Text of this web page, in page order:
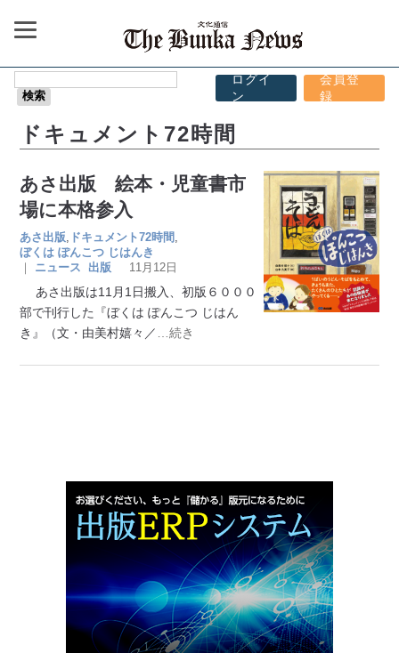
ログイ
ン
会員登
録
ドキュメント72時間
あさ出版 絵本・児童書市
場に本格参入
あさ出版 ドキュメント72時間
ぼくは ぽんこつ じはんき
｜
ニュース 出版 11月12日
あさ出版は11月1日搬入、初版６０００
部で刊行した『ぼくは ぽんこつ じはん
き』（文・由美村嬉々／
…続き